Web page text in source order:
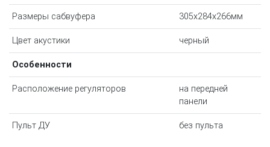
Размеры сабвуфера 305x284x266мм
Цвет акустики черный
Особенности
Расположение регуляторов
на передней
панели
Пульт ДУ без пульта